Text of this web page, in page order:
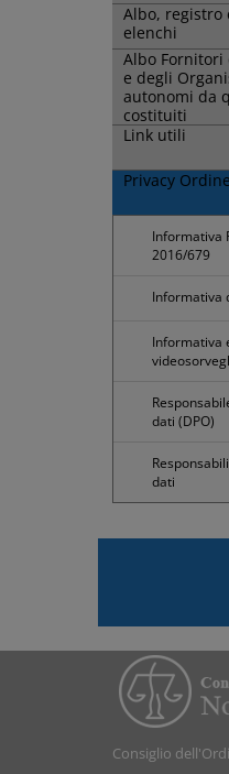
Albo, registro
elenchi
Albo Fornitori
e degli
autonomi da
costituiti
Link utili
Privacy
Informativa
2016/679
Informativa
Informativa
dati (DPO)
dati
Consiglio